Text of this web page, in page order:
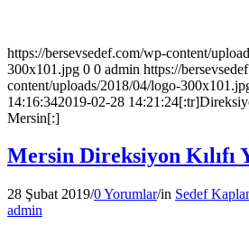
https://bersevsedef.com/wp-content/
300x101.jpg 0 0 admin https://
content/uploads/2018/04/logo-
14:16:342019-02-28 14:21:24
Mersin[:]
Mersin Direksiyon Kılıfı
28 Şubat 2019/0 Yorumlar/in Sedef
admin